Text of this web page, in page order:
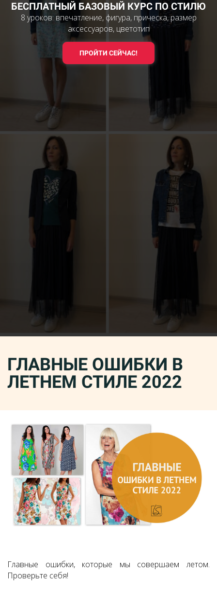
БЕСПЛАТНЫЙ БАЗОВЫЙ КУРС ПО СТИЛЮ
8 уроков: впечатление, фигура, прическа, размер
аксессуаров, цветотип
ПРОЙТИ СЕЙЧАС!
ГЛАВНЫЕ ОШИБКИ В
ЛЕТНЕМ СТИЛЕ 2022
Главные ошибки, которые мы совершаем летом.
Проверьте себя!